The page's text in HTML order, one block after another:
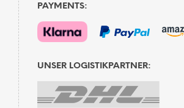
PAYMENTS:
UNSER LOGISTIKPARTNER: